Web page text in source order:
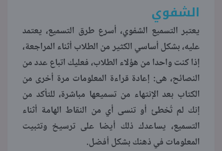
الشفوي
يعتبر التسميع الشفوي، أسرع طرق التسميع، يعتمد
عليه، بشكل أساسي الكثير من الطلاب أثناء المراجعة،
إذا كنت واحدا من هؤلاء الطلاب، فعليك اتباع عدد من
النصائح، هى: إعادة قراءة المعلومات مرة أخرى من
الكتاب بعد الإنتهاء من تسميعها مباشرة، للتأكد من
إنك لم تُخطئ أو تنسى أي من النقاط الهامة أثناء
التسميع، يساعدك ذلك أيضا على ترسيخ وتثبيت
المعلومات في ذهنك بشكل أفضل.